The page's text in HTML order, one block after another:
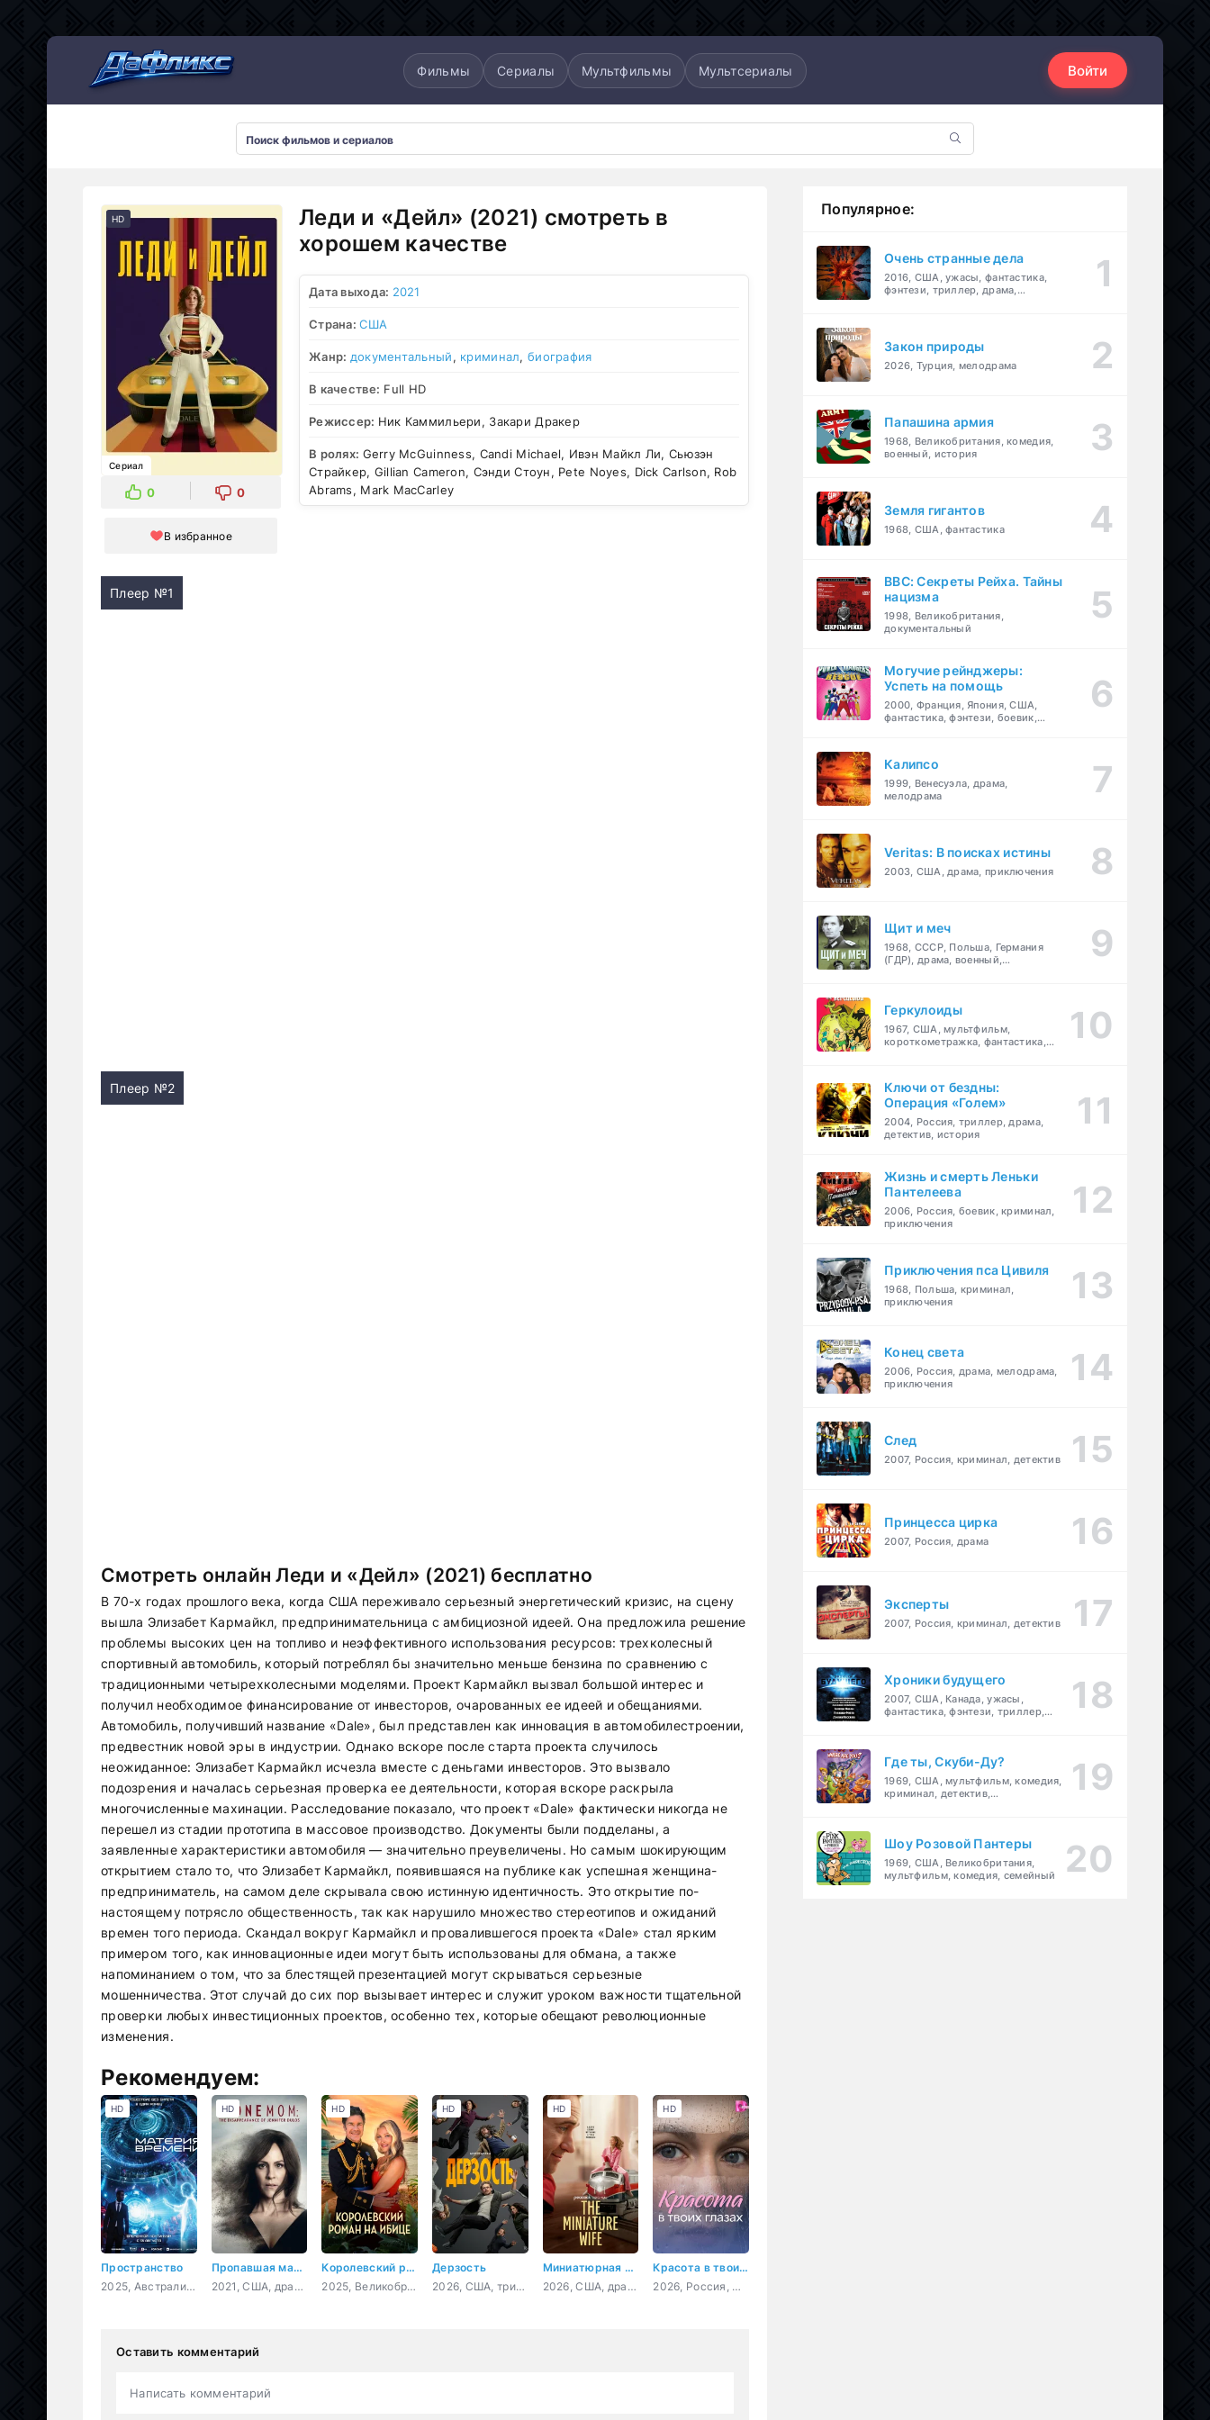
Фильмы Сериалы Мультфильмы Мультсериалы Войти
HD
Сериал
0 0
В избранное
Леди и «Дейл» (2021) смотреть в
хорошем качестве
Дата выхода: 2021
Страна:США
Жанр: документальный, криминал, биография
В качестве: Full HD
Режиссер: Ник Каммильери, Закари Дракер
В ролях: Gerry McGuinness, Candi Michael, Ивэн Майкл Ли, Сьюзэн
Страйкер, Gillian Cameron, Сэнди Стоун, Pete Noyes, Dick Carlson, Rob
Abrams, Mark MacCarley
Плеер №1
Плеер №2
Смотреть онлайн Леди и «Дейл» (2021) бесплатно
В 70-х годах прошлого века, когда США переживало серьезный энергетический кризис, на сцену
вышла Элизабет Кармайкл, предпринимательница с амбициозной идеей. Она предложила решение
проблемы высоких цен на топливо и неэффективного использования ресурсов: трехколесный
спортивный автомобиль, который потреблял бы значительно меньше бензина по сравнению с
традиционными четырехколесными моделями. Проект Кармайкл вызвал большой интерес и
получил необходимое финансирование от инвесторов, очарованных ее идеей и обещаниями.
Автомобиль, получивший название «Dale», был представлен как инновация в автомобилестроении,
предвестник новой эры в индустрии. Однако вскоре после старта проекта случилось
неожиданное: Элизабет Кармайкл исчезла вместе с деньгами инвесторов. Это вызвало
подозрения и началась серьезная проверка ее деятельности, которая вскоре раскрыла
многочисленные махинации. Расследование показало, что проект «Dale» фактически никогда не
перешел из стадии прототипа в массовое производство. Документы были подделаны, а
заявленные характеристики автомобиля — значительно преувеличены. Но самым шокирующим
открытием стало то, что Элизабет Кармайкл, появившаяся на публике как успешная женщина-
предприниматель, на самом деле скрывала свою истинную идентичность. Это открытие по-
настоящему потрясло общественность, так как нарушило множество стереотипов и ожиданий
времен того периода. Скандал вокруг Кармайкл и провалившегося проекта «Dale» стал ярким
примером того, как инновационные идеи могут быть использованы для обмана, а также
напоминанием о том, что за блестящей презентацией могут скрываться серьезные
мошенничества. Этот случай до сих пор вызывает интерес и служит уроком важности тщательной
проверки любых инвестиционных проектов, особенно тех, которые обещают революционные
изменения.
Рекомендуем:
Пространство
2025, Австралия, фантастика, триллер, криминал
HD
Пропавшая мать: Исчезновение Дженнифер Дулос
2021, США, драма, криминал
HD
Королевский роман на Ибице
2025, Великобритания, мелодрама
HD
Дерзость
2026, США, триллер, драма
HD
Миниатюрная жена
2026, США, драма, комедия
HD
Красота в твоих глазах
2026, Россия, мелодрама
HD
Оставить комментарий
Написать комментарий
Популярное:
Очень странные дела
2016, США, ужасы, фантастика,
фэнтези, триллер, драма,
Закон природы
2026, Турция, мелодрама
Папашина армия
1968, Великобритания, комедия,
военный, история
Земля гигантов
1968, США, фантастика
BBC: Секреты Рейха. Тайны
нацизма
1998, Великобритания,
документальный
Могучие рейнджеры:
Успеть на помощь
2000, Франция, Япония, США,
фантастика, фэнтези, боевик,
Калипсо
1999, Венесуэла, драма,
мелодрама
Veritas: В поисках истины
2003, США, драма, приключения
Щит и меч
1968, СССР, Польша, Германия
(ГДР), драма, военный,
Геркулоиды
1967, США, мультфильм,
короткометражка, фантастика,
Ключи от бездны:
Операция «Голем»
2004, Россия, триллер, драма,
детектив, история
Жизнь и смерть Леньки
Пантелеева
2006, Россия, боевик, криминал,
приключения
Приключения пса Цивиля
1968, Польша, криминал,
приключения
Конец света
2006, Россия, драма, мелодрама,
приключения
След
2007, Россия, криминал, детектив
Принцесса цирка
2007, Россия, драма
Эксперты
2007, Россия, криминал, детектив
Хроники будущего
2007, США, Канада, ужасы,
фантастика, фэнтези, триллер,
Где ты, Скуби-Ду?
1969, США, мультфильм, комедия,
криминал, детектив,
Шоу Розовой Пантеры
1969, США, Великобритания,
мультфильм, комедия, семейный
Мультсериалы